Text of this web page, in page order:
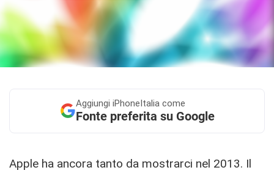
Aggiungi iPhoneItalia come
Fonte preferita su Google
Apple ha ancora tanto da mostrarci nel 2013. Il